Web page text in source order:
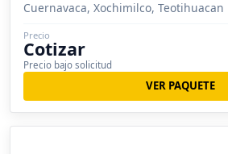
Cuernavaca, Xochimilco, Teotihuacan
Precio
Cotizar
Precio bajo solicitud
VER PAQUETE